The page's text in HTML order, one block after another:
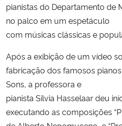
Advocacia-Geral da União
Banco Central do Brasil
Planalto
pianistas do Departamento de
no palco em um espetáculo
com músicas clássicas e
Após a exibição de um vídeo
fabricação dos famosos
Sons, a professora e
pianista Silvia Hasselaar deu
executando as composições